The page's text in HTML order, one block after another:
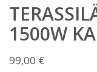
1500W
99,00 €